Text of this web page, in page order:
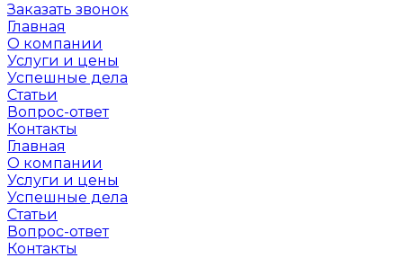
Заказать звонок
Главная
О компании
Услуги и цены
Успешные дела
Статьи
Вопрос-ответ
Контакты
Главная
О компании
Услуги и цены
Успешные дела
Статьи
Вопрос-ответ
Контакты